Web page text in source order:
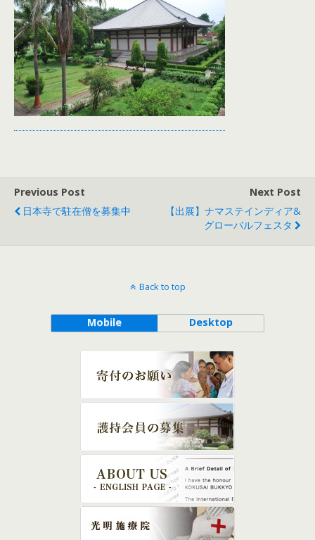
Previous Post
日本寺で駐在僧を募集中
Next Post
【出展】ナマステインディア&
グローバルフェスタ
Back to top
Mobile Desktop